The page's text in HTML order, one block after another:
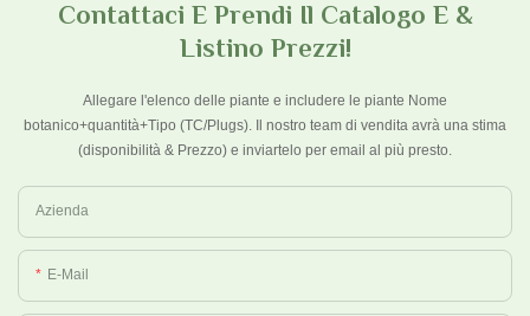
Contattaci E Prendi Il Catalogo E &
Listino Prezzi!
Allegare l'elenco delle piante e includere le piante Nome
botanico+quantità+Tipo (TC/Plugs). Il nostro team di vendita avrà una stima
(disponibilità & Prezzo) e inviartelo per email al più presto.
Azienda
E-Mail